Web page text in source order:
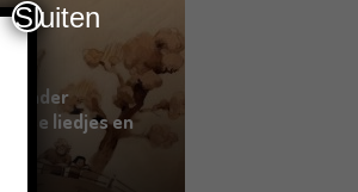
liedjes en
Sluiten